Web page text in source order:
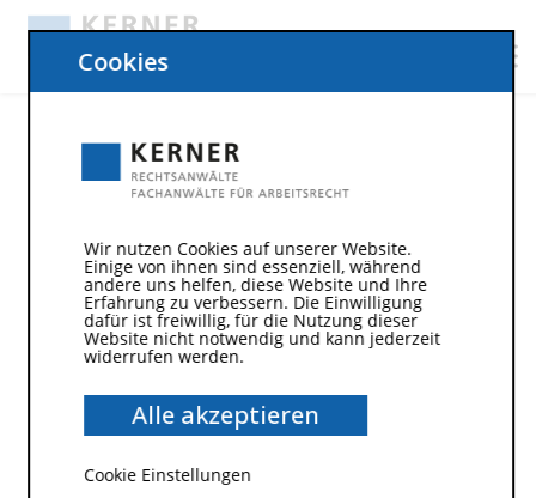
Die Grenzen des Abwerbens
von Mitarbeitern
Cookies
Wir nutzen Cookies auf unserer Website.
Einige von ihnen sind essenziell, während
andere uns helfen, diese Website und Ihre
Erfahrung zu verbessern. Die Einwilligung
dafür ist freiwillig, für die Nutzung dieser
Website nicht notwendig und kann jederzeit
widerrufen werden.
Alle akzeptieren
Cookie Einstellungen